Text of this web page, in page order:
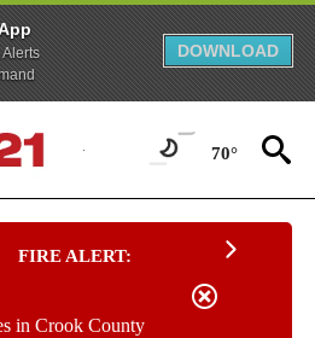
DOWNLOAD
70°
FIRE ALERT:
in Crook County